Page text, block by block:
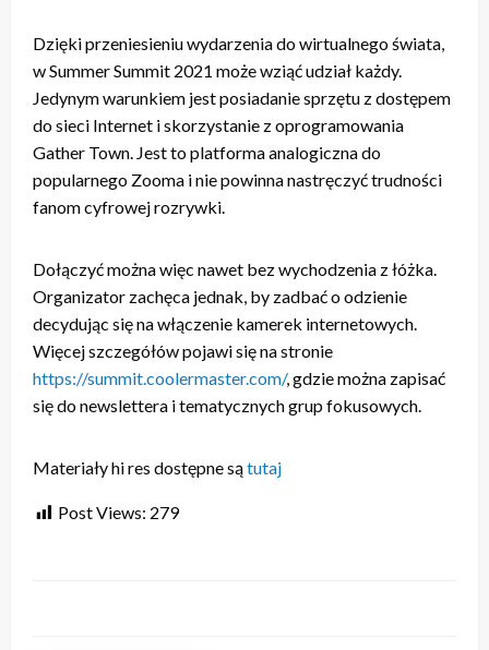
Dzięki przeniesieniu wydarzenia do wirtualnego świata,
w Summer Summit 2021 może wziąć udział każdy.
Jedynym warunkiem jest posiadanie sprzętu z dostępem
do sieci Internet i skorzystanie z oprogramowania
Gather Town. Jest to platforma analogiczna do
popularnego Zooma i nie powinna nastręczyć trudności
fanom cyfrowej rozrywki.
Dołączyć można więc nawet bez wychodzenia z łóżka.
Organizator zachęca jednak, by zadbać o odzienie
decydując się na włączenie kamerek internetowych.
Więcej szczegółów pojawi się na stronie
https://summit.coolermaster.com/, gdzie można zapisać
się do newslettera i tematycznych grup fokusowych.
Materiały hi res dostępne sątutaj
Post Views: 279